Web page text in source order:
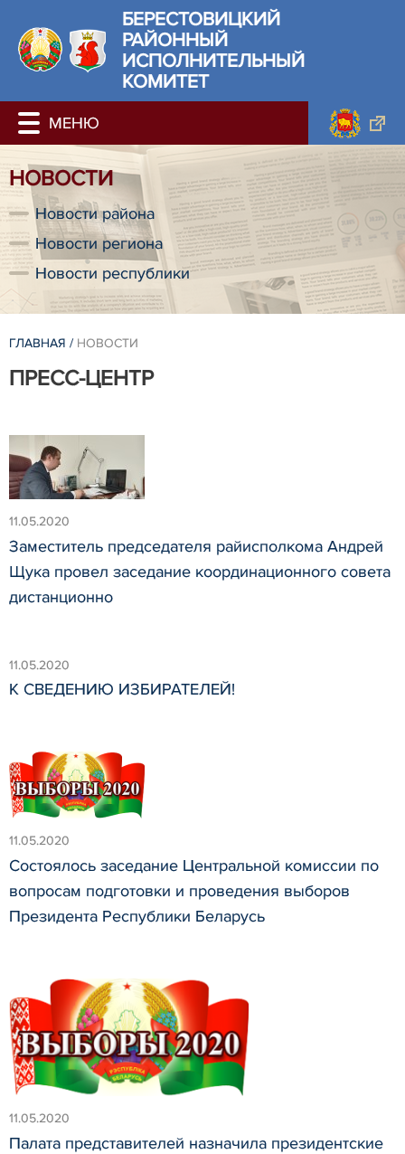
БЕРЕСТОВИЦКИЙ
РАЙОННЫЙ
ИСПОЛНИТЕЛЬНЫЙ
КОМИТЕТ
НОВОСТИ
Новости района
Новости региона
Новости республики
ГЛАВНАЯ / НОВОСТИ
ПРЕСС-ЦЕНТР
11.05.2020
Заместитель председателя райисполкома Андрей
Щука провел заседание координационного совета
дистанционно
11.05.2020
К СВЕДЕНИЮ ИЗБИРАТЕЛЕЙ!
11.05.2020
Состоялось заседание Центральной комиссии по
вопросам подготовки и проведения выборов
Президента Республики Беларусь
11.05.2020
Палата представителей назначила президентские